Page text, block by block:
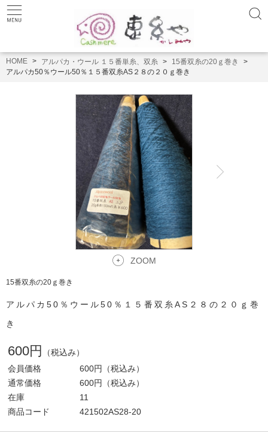
HOME アルパカ・ウール １５番単糸、双糸
15番双糸の20ｇ巻き
アルパカ50％ウール50％１５番双糸AS２８の２０ｇ巻き
ZOOM
15番双糸の20ｇ巻き
アルパカ50％ウール50％１５番双糸AS２８の２０ｇ巻
き
600円
（税込み）
会員価格
600円
（税込み）
通常価格
600円
（税込み）
在庫
11
商品コード
421502AS28-20